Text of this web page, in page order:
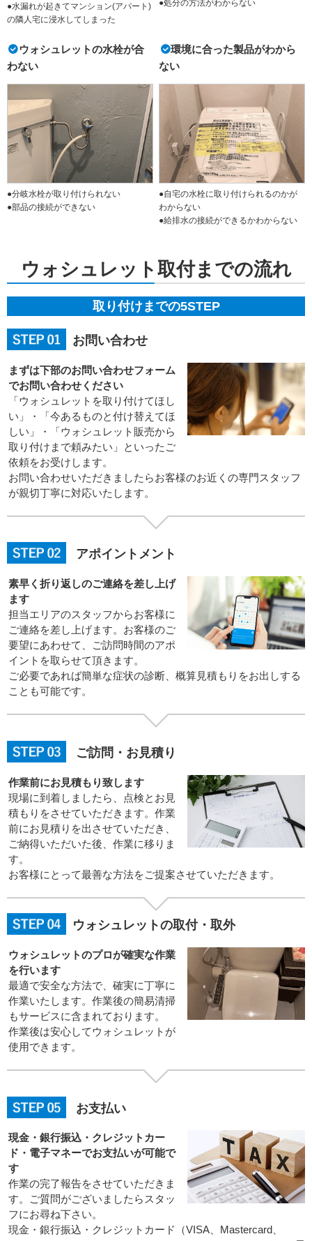
●水漏れが起きてマンション(アパート)
の隣人宅に浸水してしまった
●処分の方法がわからない
ウォシュレットの水栓が合
わない
●分岐水栓が取り付けられない
●部品の接続ができない
環境に合った製品がわから
ない
●自宅の水栓に取り付けられるのかが
わからない
●給排水の接続ができるかわからない
ウォシュレット取付までの流れ
取り付けまでの5STEP
お問い合わせ
まずは下部のお問い合わせフォーム
でお問い合わせください
「ウォシュレットを取り付けてほし
い」・「今あるものと付け替えてほ
しい」・「ウォシュレット販売から
取り付けまで頼みたい」といったご
依頼をお受けします。
お問い合わせいただきましたらお客様のお近くの専門スタッフ
が親切丁寧に対応いたします。
アポイントメント
素早く折り返しのご連絡を差し上げ
ます
担当エリアのスタッフからお客様に
ご連絡を差し上げます。お客様のご
要望にあわせて、ご訪問時間のアポ
イントを取らせて頂きます。
ご必要であれば簡単な症状の診断、概算見積もりをお出しする
ことも可能です。
ご訪問・お見積り
作業前にお見積もり致します
現場に到着しましたら、点検とお見
積もりをさせていただきます。作業
前にお見積りを出させていただき、
ご納得いただいた後、作業に移りま
す。
お客様にとって最善な方法をご提案させていただきます。
ウォシュレットの取付・取外
ウォシュレットのプロが確実な作業
を行います
最適で安全な方法で、確実に丁寧に
作業いたします。作業後の簡易清掃
もサービスに含まれております。
作業後は安心してウォシュレットが
使用できます。
お支払い
現金・銀行振込・クレジットカー
ド・電子マネーでお支払いが可能で
す
作業の完了報告をさせていただきま
す。ご質問がございましたらスタッ
フにお尋ね下さい。
現金・銀行振込・クレジットカード（VISA、Mastercard、